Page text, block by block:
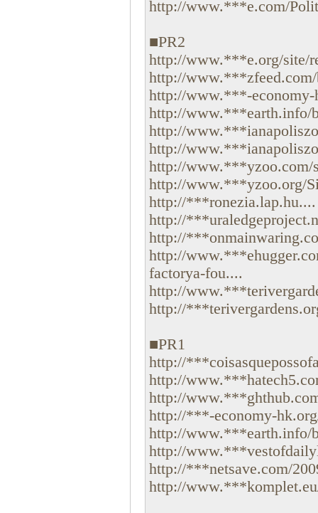
http://www.***e.com/
■PR2
http://www.***e.org/site/
http://
http://www.***-economy-
http://www.***earth.info/
http://
http://
http://www.***yzoo.com/
http://www.***yzoo.org/
http://***ronezia.lap.hu....
http://
http://
http://
factorya-fou....
http://
http://
■PR1
http://
http://
http://
http://***-economy-
http://www.***earth.info/
http://
http://***netsave.com/
http://